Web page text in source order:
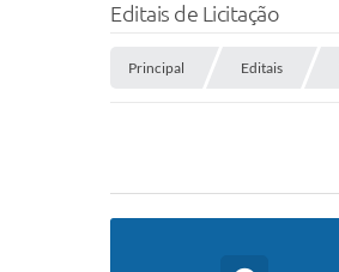
Editais de Licitação
Principal Editais